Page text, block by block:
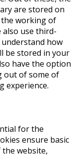
are stored on
working of
also use third-
how
be stored in your
have the option
out of some of
experience.
for the
ensure basic
website,